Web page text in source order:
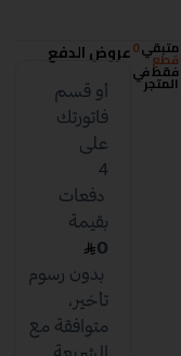
متبقي0
قطع
فقط في
المتجر
عروض الدفع